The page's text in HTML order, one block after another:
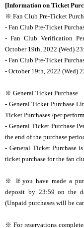
[Information on Ticket
※ Fan Club Pre-Ticket
- Fan Club Pre-Ticket
- Fan Club Verification
October 19th, 2022 (Wed)
- Fan Club Pre-Ticket
- October 19th, 2022 (Wed)
※ General Ticket Purchase
- General Ticket Purchase
Ticket Purchases /per
- General Ticket Purchase
the end of the purchase
- General Ticket Purchase
ticket purchase for the fan
※ If you have made a
deposit by 23:59 on the
(Unpaid purchases will be
※ For reservations